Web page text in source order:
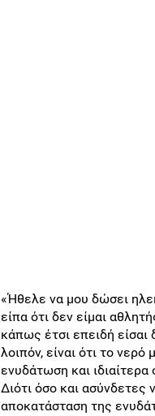
«Ήθελε να μου δώσει
είπα ότι δεν είμαι
κάπως έτσι επειδή
λοιπόν, είναι ότι το
ενυδάτωση και
Διότι όσο και ασύνδετες
αποκατάσταση της